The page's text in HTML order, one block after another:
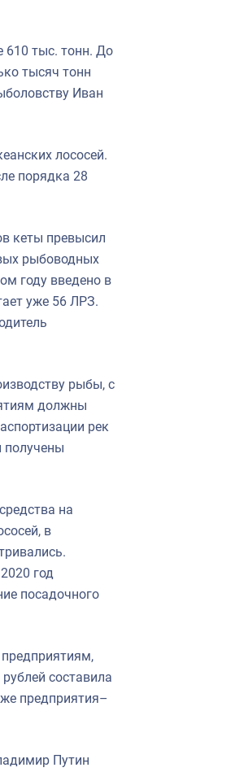
610 тыс. тонн. До
тысяч тонн
Иван
лососей.
порядка 28
кеты превысил
рыбоводных
году введено в
уже 56 ЛРЗ.
рыбы, с
должны
рек
получены
на
в
год
посадочного
составила
предприятия–
Путин